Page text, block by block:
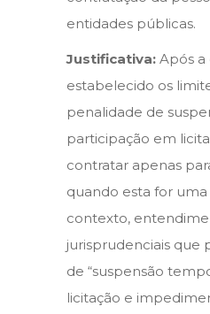
entidades públicas.
Justificativa: Após a
estabelecido os
penalidade de
participação em
contratar apenas
quando esta for
contexto,
jurisprudenciais que
de “suspensão
licitação e